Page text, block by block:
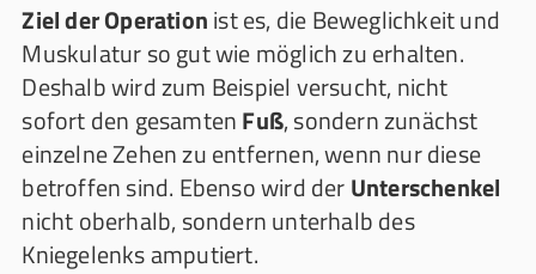
Ziel der Operationist es, die Beweglichkeit und
Muskulatur so gut wie möglich zu erhalten.
Deshalb wird zum Beispiel versucht, nicht
sofort den gesamtenFuß, sondern zunächst
einzelne Zehen zu entfernen, wenn nur diese
betroffen sind. Ebenso wird derUnterschenkel
nicht oberhalb, sondern unterhalb des
Kniegelenks amputiert.